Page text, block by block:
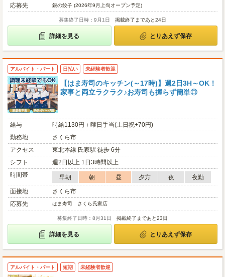
応募先
銀の餃子 (2026年9月上旬オープン予定)
募集終了日時：9月1日 掲載終了まであと24日
詳細を見る とりあえず保存
アルバイト・パート 日払い 未経験者歓迎
【はま寿司のキッチン(～17時)】週2日3H～OK！
家事と両立ラクラク♪お寿司も握らず簡単◎
給与
時給1130円＋曜日手当(土日祝+70円)
勤務地
さくら市
アクセス
東北本線 氏家駅 徒歩 6分
シフト
週2日以上 1日3時間以上
時間帯
早朝 朝 昼 夕方 夜
夜勤
面接地
さくら市
応募先
はま寿司 さくら氏家店
募集終了日時：8月31日 掲載終了まであと23日
詳細を見る とりあえず保存
アルバイト・パート 短期 未経験者歓迎